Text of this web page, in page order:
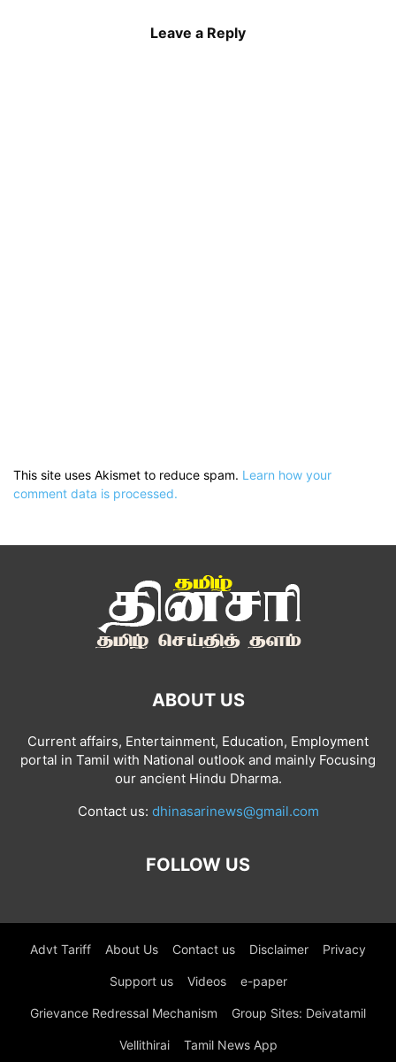
Leave a Reply
This site uses Akismet to reduce spam. Learn how your
comment data is processed.
ABOUT US
Current affairs, Entertainment, Education, Employment
portal in Tamil with National outlook and mainly Focusing
our ancient Hindu Dharma.
Contact us: dhinasarinews@gmail.com
FOLLOW US
Advt Tariff About Us Contact us Disclaimer Privacy
Support us Videos e-paper
Grievance Redressal Mechanism Group Sites: Deivatamil
Vellithirai Tamil News App